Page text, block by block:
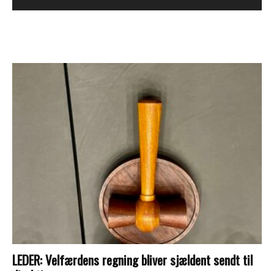
LEDER: Velfærdens regning bliver sjældent sendt til